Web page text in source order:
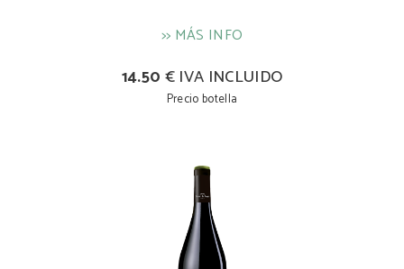
>> MÁS INFO
14.50 € IVA INCLUIDO
Precio botella